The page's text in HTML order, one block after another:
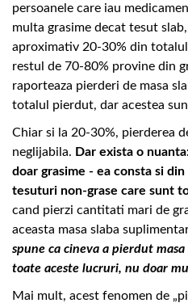
persoanele care iau
multa grasime decat tesut
aproximativ 20-30% din
restul de 70-80% provine din
raporteaza pierderi de masa
totalul pierdut, dar acestea
Chiar si la 20-30%, pierderea
neglijabila. Dar exista o
doar grasime - ea consta si
tesuturi non-grase care sunt
cand pierzi cantitati mari de
aceasta masa slaba
spune ca cineva a pierdut
toate aceste lucruri, nu doar
Mai mult, acest fenomen de